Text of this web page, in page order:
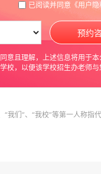
已阅读并同意 《用户
意且理解，上述信息将用于
校，以便该学校招生办老师
预约
们”、“我校”等第一人称指代